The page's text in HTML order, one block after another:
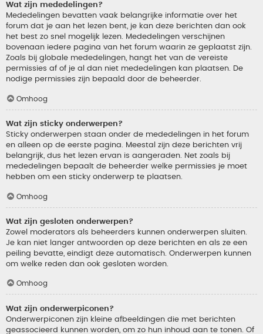
Wat zijn mededelingen?
Mededelingen bevatten vaak belangrijke informatie over het
forum dat je aan het lezen bent, je kan deze berichten dan ook
het best zo snel mogelijk lezen. Mededelingen verschijnen
bovenaan iedere pagina van het forum waarin ze geplaatst zijn.
Zoals bij globale mededelingen, hangt het van de vereiste
permissies af of je al dan niet mededelingen kan plaatsen. De
nodige permissies zijn bepaald door de beheerder.
Omhoog
Wat zijn sticky onderwerpen?
Sticky onderwerpen staan onder de mededelingen in het forum
en alleen op de eerste pagina. Meestal zijn deze berichten vrij
belangrijk, dus het lezen ervan is aangeraden. Net zoals bij
mededelingen bepaalt de beheerder welke permissies je moet
hebben om een sticky onderwerp te plaatsen.
Omhoog
Wat zijn gesloten onderwerpen?
Zowel moderators als beheerders kunnen onderwerpen sluiten.
Je kan niet langer antwoorden op deze berichten en als ze een
peiling bevatte, eindigt deze automatisch. Onderwerpen kunnen
om welke reden dan ook gesloten worden.
Omhoog
Wat zijn onderwerpiconen?
Onderwerpiconen zijn kleine afbeeldingen die met berichten
geassocieerd kunnen worden, om zo hun inhoud aan te tonen. Of